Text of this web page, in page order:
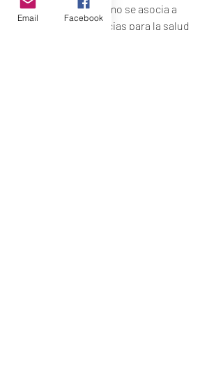
además, su consumo se asocia a
graves consecuencias para la salud
Email Facebook